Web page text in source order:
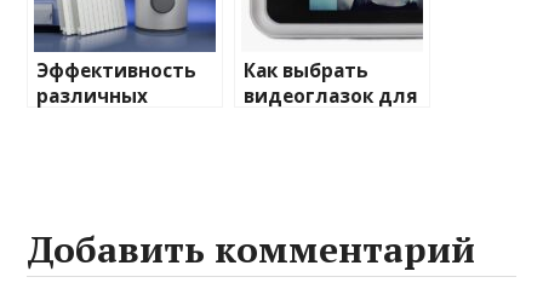
Эффективность
различных
Как выбрать
видеоглазок для
Добавить комментарий